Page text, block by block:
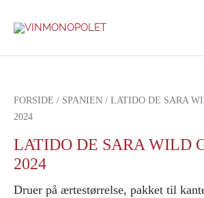
FORSIDE / SPANIEN / LATIDO DE SARA
2024
LATIDO DE SARA WILD
2024
Druer på ærtestørrelse, pakket til